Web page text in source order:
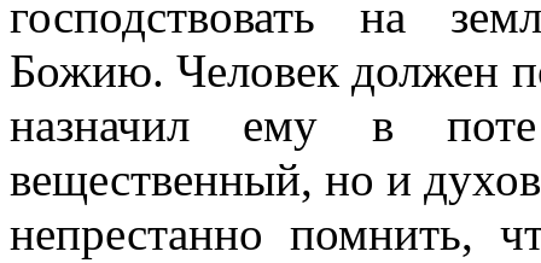
господствовать на
Божию. Человек должен
назначил ему в
вещественный, но и
непрестанно помнить,